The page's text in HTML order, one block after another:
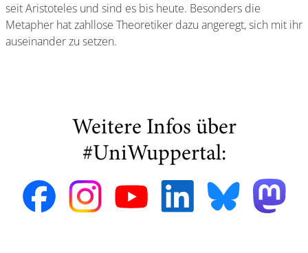
seit Aristoteles und sind es bis heute. Besonders die
Metapher hat zahllose Theoretiker dazu angeregt, sich mit ihr
auseinander zu setzen.
Weitere Infos über
#UniWuppertal: